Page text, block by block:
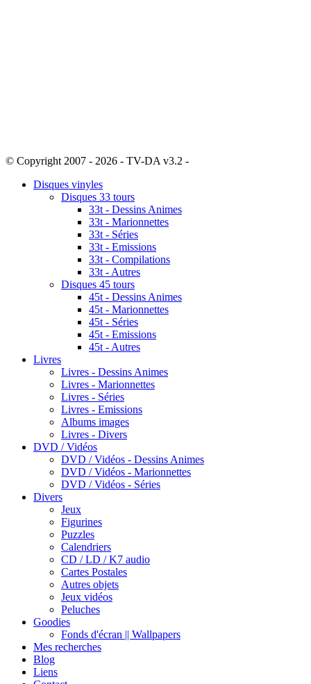
© Copyright 2007 - 2026 - TV-DA v3.2 -
Disques vinyles
Disques 33 tours
33t - Dessins Animes
33t - Marionnettes
33t - Séries
33t - Emissions
33t - Compilations
33t - Autres
Disques 45 tours
45t - Dessins Animes
45t - Marionnettes
45t - Séries
45t - Emissions
45t - Autres
Livres
Livres - Dessins Animes
Livres - Marionnettes
Livres - Séries
Livres - Emissions
Albums images
Livres - Divers
DVD / Vidéos
DVD / Vidéos - Dessins Animes
DVD / Vidéos - Marionnettes
DVD / Vidéos - Séries
Divers
Jeux
Figurines
Puzzles
Calendriers
CD / LD / K7 audio
Cartes Postales
Autres objets
Jeux vidéos
Peluches
Goodies
Fonds d'écran || Wallpapers
Mes recherches
Blog
Liens